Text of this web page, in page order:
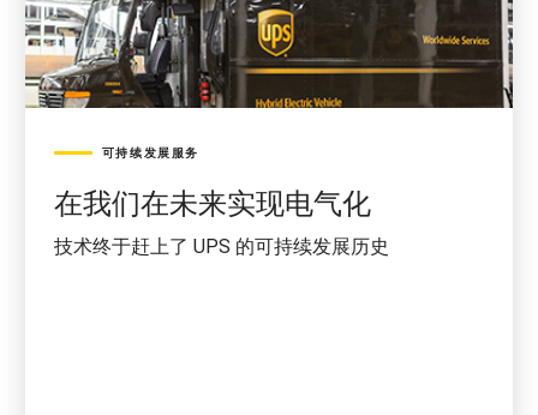
可持续发展服务
在我们在未来实现电气化
技术终于赶上了 UPS 的可持续发展历史